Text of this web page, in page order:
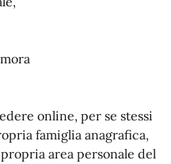
online, per se stessi
famiglia anagrafica,
area personale del